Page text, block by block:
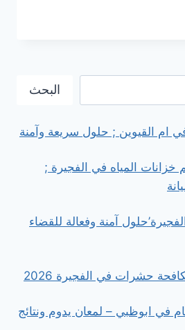
البحث
ام القيوين ; حلول سريعة وآمنة
المياه في الفجيرة ;
آمنة وفعالة للقضاء
حشرات في الفجيرة 2026
في ابوظبي – لمعان يدوم ونتائج